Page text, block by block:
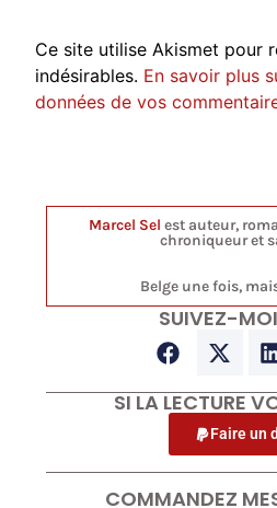
Ce site utilise Akismet pour
indésirables. En savoir plus
données de vos
Marcel Sel est auteur,
chroniqueur et
Belge une fois,
SUIVEZ-
SI LA LECTURE
Faire un
COMMANDEZ